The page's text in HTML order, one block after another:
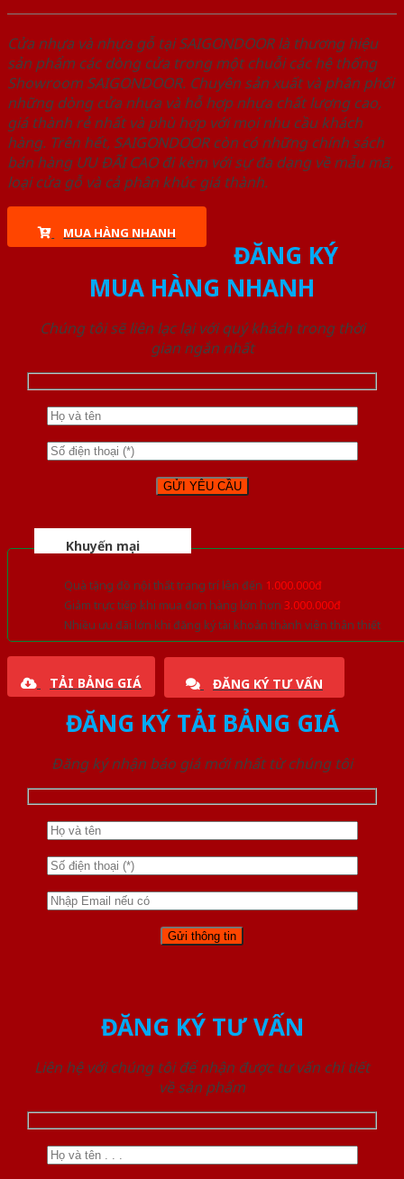
Cửa nhựa và nhựa gỗ tại SAIGONDOOR là thương hiệu
sản phẩm các dòng cửa trong một chuỗi các hệ thống
Showroom SAIGONDOOR. Chuyên sản xuất và phân phối
những dòng cửa nhựa và hỗ hợp nhựa chất lượng cao,
giá thành rẻ nhất và phù hợp với mọi nhu cầu khách
hàng. Trên hết, SAIGONDOOR còn có những chính sách
bán hàng ƯU ĐÃI CAO đi kèm với sự đa dạng về mẫu mã,
loại cửa gỗ và cả phân khúc giá thành.
MUA HÀNG NHANH
ĐĂNG KÝ
MUA HÀNG NHANH
Chúng tôi sẽ liên lạc lại với quý khách trong thời
gian ngắn nhất
Khuyến mại
Quà tặng đồ nội thất trang trí lên đến 1.000.000đ
Giảm trực tiếp khi mua đơn hàng lớn hơn 3.000.000đ
Nhiều ưu đãi lớn khi đăng ký tài khoản thành viên thân thiết
TẢI BẢNG GIÁ ĐĂNG KÝ TƯ VẤN
ĐĂNG KÝ TẢI BẢNG GIÁ
Đăng ký nhận báo giá mới nhất từ chúng tôi
ĐĂNG KÝ TƯ VẤN
Liên hệ với chúng tôi để nhận được tư vấn chi tiết
về sản phẩm